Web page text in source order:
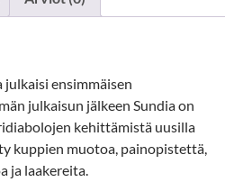
ensimmäisen
julkaisun jälkeen Sundia on
kehittämistä uusilla
kuppien muotoa, painopistettä,
ja laakereita.